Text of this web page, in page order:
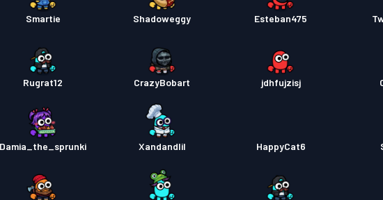
Smartie Shadoweggy Esteban475
Rugrat12 CrazyBobart jdhfujzisj
Damia_the_sprunki Xandandlil HappyCat6